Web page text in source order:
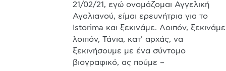
21/02/21, εγώ ονομάζομαι Αγγελική
Αγαλιανού, είμαι ερευνήτρια για το
Istorima και ξεκινάμε. Λοιπόν, ξεκινάμε
λοιπόν, Τάνια, κατ' αρχάς, να
ξεκινήσουμε με ένα σύντομο
βιογραφικό, ας πούμε –